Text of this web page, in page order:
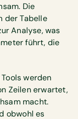
Die
der Tabelle
Analyse, was
führt, die
werden
Zeilen erwartet,
macht.
obwohl es